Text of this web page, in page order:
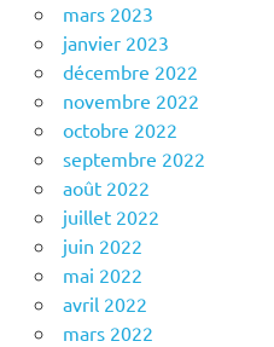
mars 2023
janvier 2023
décembre 2022
novembre 2022
octobre 2022
septembre 2022
août 2022
juillet 2022
juin 2022
mai 2022
avril 2022
mars 2022